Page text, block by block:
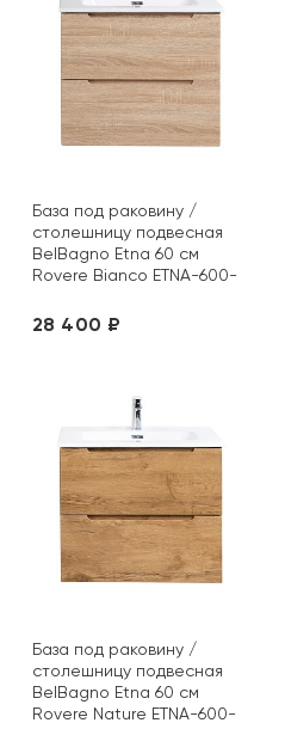
База под раковину /
столешницу подвесная
BelBagno Etna 60 см
Rovere Bianco ETNA-600-
28 400 ₽
База под раковину /
столешницу подвесная
BelBagno Etna 60 см
Rovere Nature ETNA-600-